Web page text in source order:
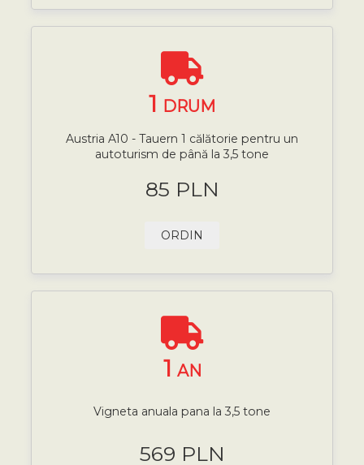
1 DRUM
Austria A10 - Tauern 1 călătorie pentru un
autoturism de până la 3,5 tone
85 PLN
ORDIN
1 AN
Vigneta anuala pana la 3,5 tone
569 PLN